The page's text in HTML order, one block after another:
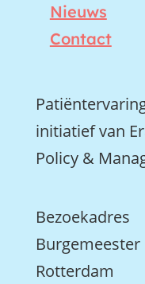
Nieuws
Contact
initiatief van
Policy &
Bezoekadres
Burgemeester
Rotterdam